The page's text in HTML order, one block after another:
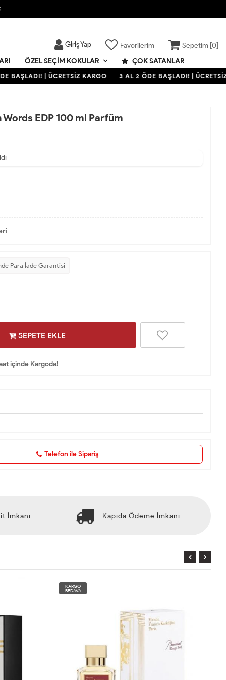
Giriş Yap Favorilerim Sepetim [0]
ÖZEL SEÇIM KOKULAR ÇOK SATANLAR
BAŞLADI! | ÜCRETSİZ KARGO 3 AL 2 ÖDE BAŞLADI! | ÜCRETSİZ
EDP 100 ml Parfüm
Para İade Garantisi
SEPETE EKLE
içinde Kargoda!
Telefon ile Sipariş
İmkanı Kapıda Ödeme İmkanı
KARGO
BEDAVA